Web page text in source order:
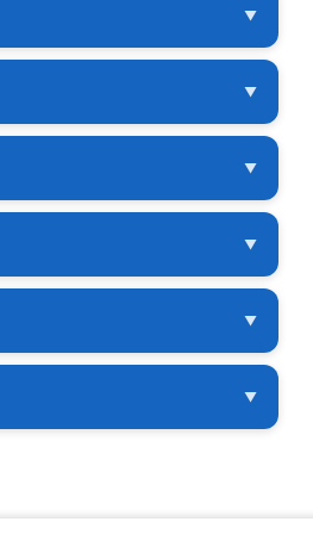
間。 ▼
▼
▼
▼
▼
▼